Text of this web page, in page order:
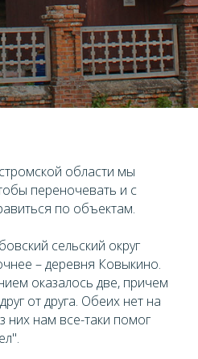
области мы
переночевать и с
по объектам.
сельский округ
– деревня Ковыкино.
оказалось две, причем
от друга. Обеих нет на
них нам все-таки помог